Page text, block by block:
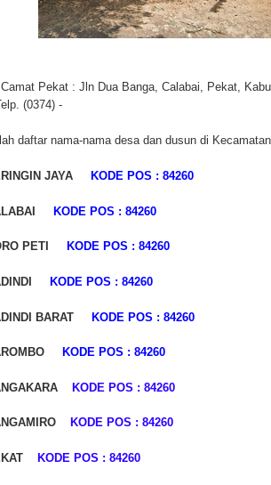
Pekat : Jln Dua Banga, Calabai, Pekat,
(0374) -
daftar nama-nama desa dan dusun di
JAYA KODE POS : 84260
KODE POS : 84260
PETI KODE POS : 84260
KODE POS : 84260
BARAT KODE POS : 84260
KODE POS : 84260
KODE POS : 84260
KODE POS : 84260
KODE POS : 84260